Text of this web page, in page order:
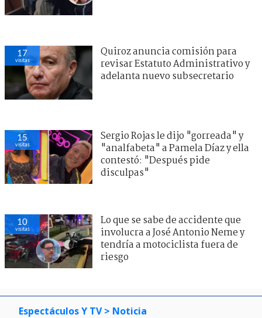
17
visitas
Quiroz anuncia comisión para
revisar Estatuto Administrativo y
adelanta nuevo subsecretario
15
visitas
Sergio Rojas le dijo "gorreada" y
"analfabeta" a Pamela Díaz y ella
contestó: "Después pide
disculpas"
10
visitas
Lo que se sabe de accidente que
involucra a José Antonio Neme y
tendría a motociclista fuera de
riesgo
Espectáculos Y TV > Noticia